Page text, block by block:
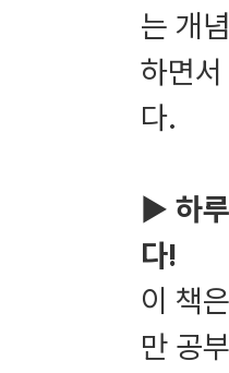
는 개
하면
다.
▶ 하
다!
이 책
만 공